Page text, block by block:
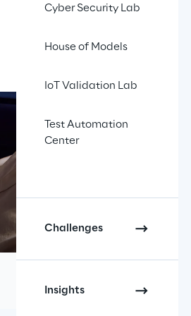
Cyber Security Lab
House of Models
IoT Validation Lab
Test Automation
Center
Challenges
Insights